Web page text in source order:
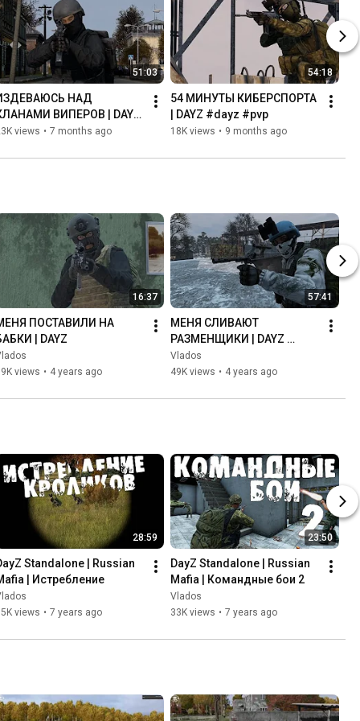
51:03
НАД
ВИПЕРОВ | DAYZ
#pvp #action
views • 7 months ago
54:18
54 МИНУТЫ КИБЕРСПОРТА
| DAYZ #dayz #pvp
18K views • 9 months ago
16:37
ПОСТАВИЛИ НА
| DAYZ
views • 4 years ago
57:41
МЕНЯ СЛИВАЮТ
РАЗМЕНЩИКИ | DAYZ
ЗИМНЯЯ ЧЕРНАРУСЬ
Vlados
49K views • 4 years ago
28:59
Standalone | Russian
| Истребление
views • 7 years ago
23:50
DayZ Standalone | Russian
Mafia | Командные бои 2
Vlados
33K views • 7 years ago